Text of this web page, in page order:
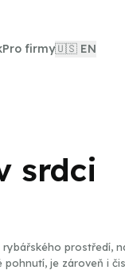
Pro firmy🇺🇸 EN
srdci
prostředí,
pohnutí, je zároveň i